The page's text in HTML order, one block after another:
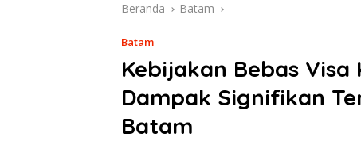
Beranda Batam
Batam
Kebijakan Bebas
Dampak Signifikan
Batam